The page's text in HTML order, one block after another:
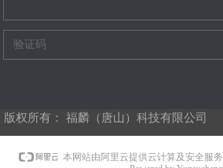
版权所有： 福麟（唐山）科技有限公司
本网站由阿里云提供云计算及安全服务